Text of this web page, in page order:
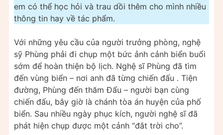
em có thể học hỏi và trau dồi thêm cho mình nhiều
thông tin hay về tác phẩm.
Với những yêu cầu của người trưởng phòng, nghệ
sỹ Phùng phải đi chụp một bức ảnh cảnh biển buổi
sớm để hoàn thiện bộ lịch. Nghệ sĩ Phùng đã tìm
đến vùng biển – nơi anh đã từng chiến đấu . Tiện
đường, Phùng đến thăm Đẩu – người bạn cùng
chiến đấu, bây giờ là chánh tòa án huyện của phố
biển. Sau nhiều ngày phục kích, người nghệ sĩ đã
phát hiện chụp được một cảnh “đắt trời cho”.